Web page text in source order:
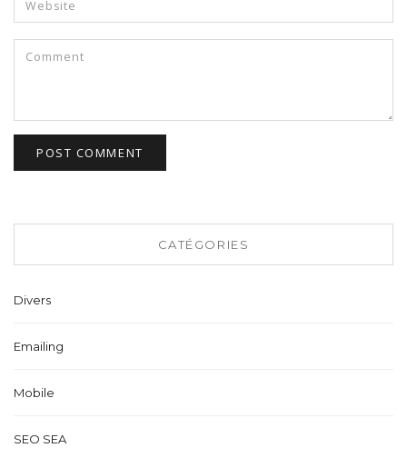
CATÉGORIES
Divers
Emailing
Mobile
SEO SEA